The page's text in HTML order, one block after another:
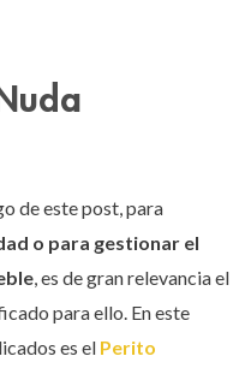
de este post, para
o para gestionar el
, es de gran relevancia el
para ello. En este
es el Perito